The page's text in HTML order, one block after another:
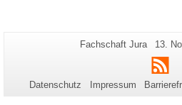
zu
Seiten-
Fachschaft Jura
Letzte
13.
RSS
Datenschutz Impressum